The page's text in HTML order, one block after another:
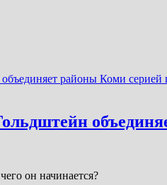
он начинается?